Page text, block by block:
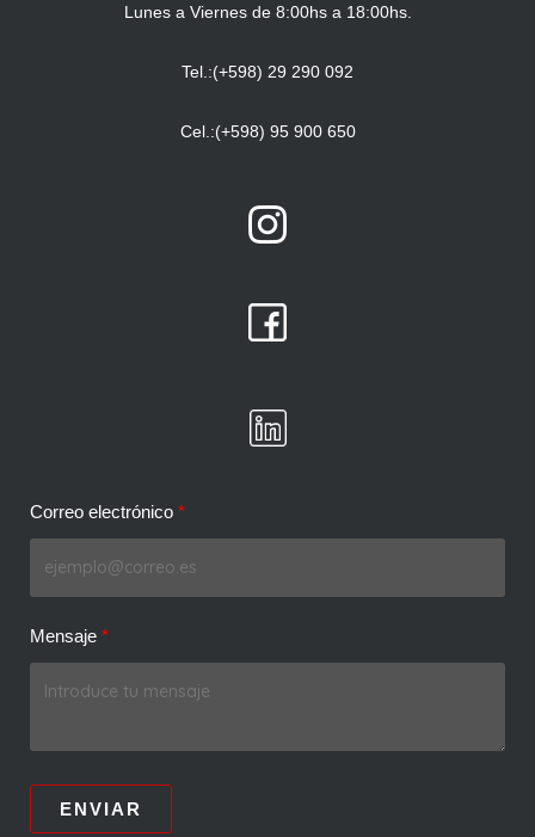
Lunes a Viernes de 8:00hs a 18:00hs.
Tel.:(+598) 29 290 092
Cel.:(+598) 95 900 650
Correo electrónico
Mensaje
ENVIAR